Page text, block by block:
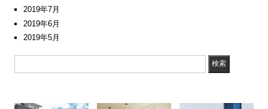
2019年7月
2019年6月
2019年5月